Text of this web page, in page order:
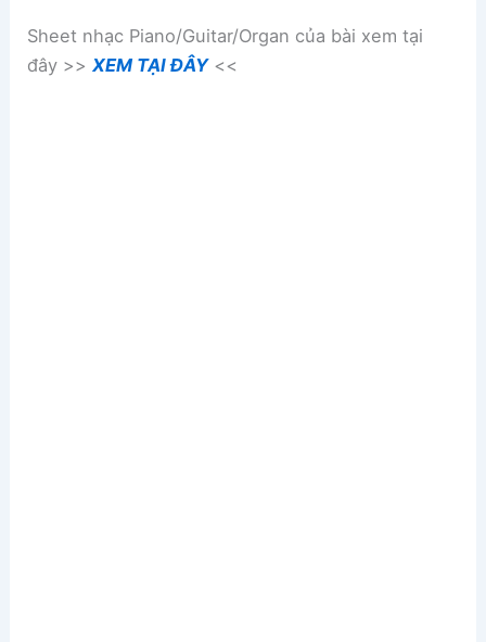
Sheet nhạc Piano/Guitar/Organ của bài xem tại
đây >>XEM TẠI ĐÂY<<